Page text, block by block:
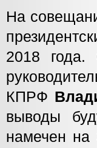
На
2018 года.
КПРФ
выводы
намечен на